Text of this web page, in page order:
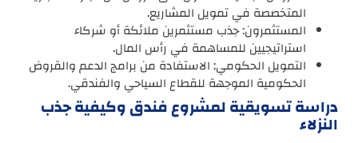
المتخصصة في تمويل المشاريع.
المستثمرون: جذب مستثمرين ملائكة أو شركاء
استراتيجيين للمساهمة في رأس المال.
التمويل الحكومي: الاستفادة من برامج الدعم والقروض
الحكومية الموجهة للقطاع السياحي والفندقي.
دراسة تسويقية لمشروع فندق وكيفية جذب
النزلاء